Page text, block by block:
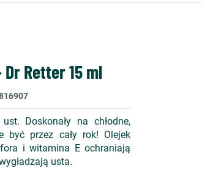
Retter 15 ml
Doskonały na chłodne,
być przez cały rok! Olejek
i witamina E ochraniają
usta.